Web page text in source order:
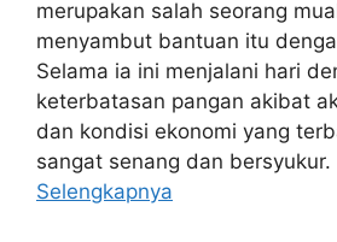
merupakan salah seorang
menyambut bantuan itu
Selama ia ini menjalani hari
keterbatasan pangan akibat
dan kondisi ekonomi yang
sangat senang dan
Selengkapnya